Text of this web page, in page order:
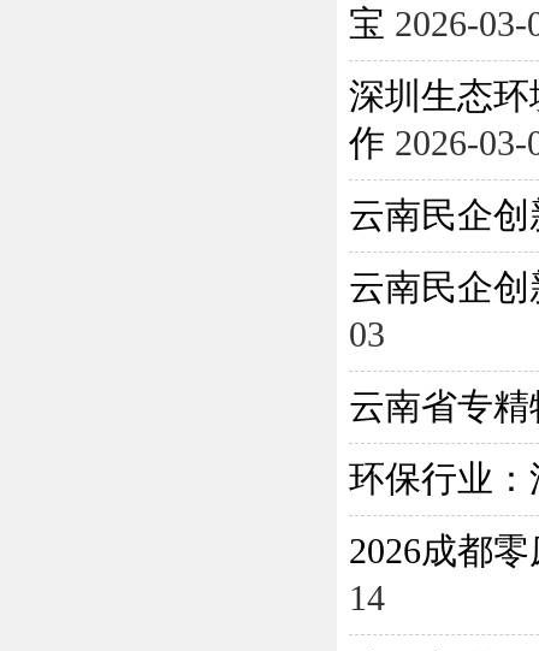
宝 2026-03-
深圳生态
作 2026-03-
云南民企
云南民企
03
云南省专
环保行业
2026成都
14